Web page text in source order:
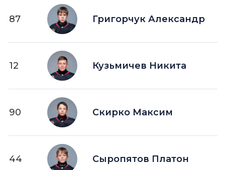
87 Григорчук Александр
12 Кузьмичев Никита
90 Скирко Максим
44 Сыропятов Платон